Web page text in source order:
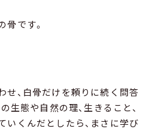
骨です。
せ、白骨だけを頼りに続く問答
生態や自然の理、生きること、
いくんだとしたら、まさに学び